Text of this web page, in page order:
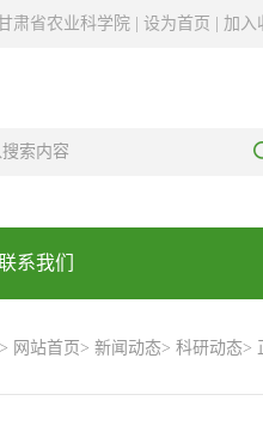
肃省农业科学院 | 设为首页 加入
系我们
网站首页 > 新闻动态> 科研动态>